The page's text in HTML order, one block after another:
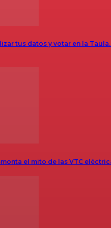
tus datos y votar en la
el mito de las VTC